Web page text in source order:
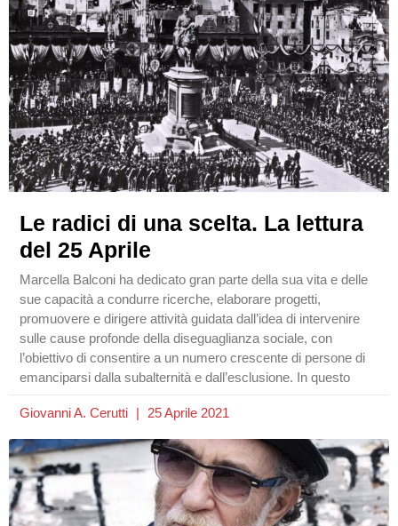
Le radici di una scelta. La lettura
del 25 Aprile
Marcella Balconi ha dedicato gran parte della sua vita e delle
sue capacità a condurre ricerche, elaborare progetti,
promuovere e dirigere attività guidata dall’idea di intervenire
sulle cause profonde della diseguaglianza sociale, con
l’obiettivo di consentire a un numero crescente di persone di
emanciparsi dalla subalternità e dall’esclusione. In questo
Giovanni A. Cerutti 25 Aprile 2021